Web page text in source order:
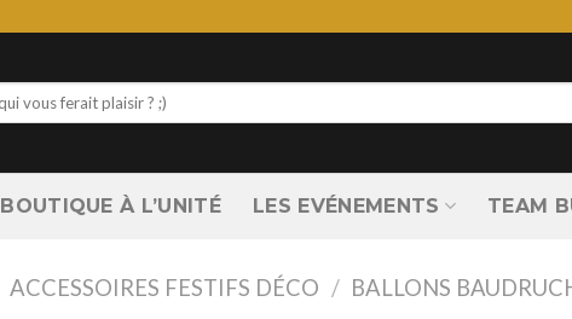
BOUTIQUE À L’UNITÉ LES EVÉNEMENTS TEAM
ACCESSOIRES FESTIFS DÉCO / BALLONS